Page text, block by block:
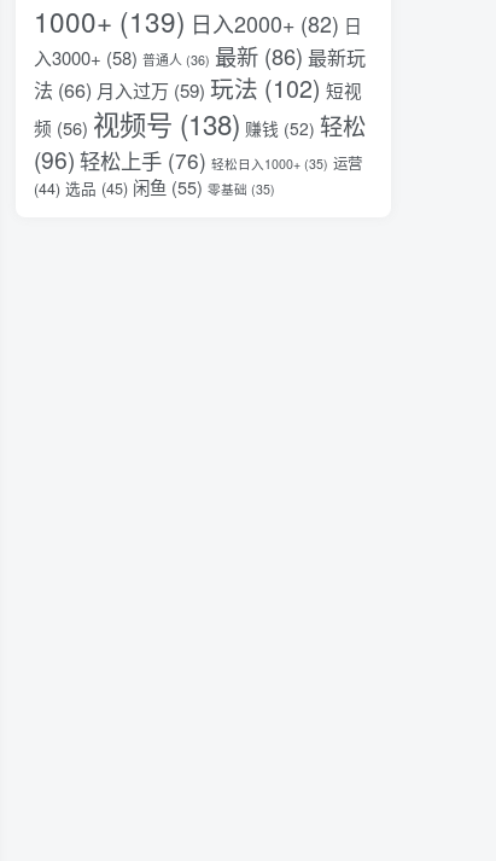
1000+ (139) 日入2000+ (82) 日
入3000+ (58) 普通人 (36) 最新 (86) 最新玩
法 (66) 月入过万 (59) 玩法 (102) 短视
频 (56) 视频号 (138) 赚钱 (52) 轻松
(96) 轻松上手 (76) 轻松日入1000+ (35) 运营
(44) 选品 (45) 闲鱼 (55) 零基础 (35)